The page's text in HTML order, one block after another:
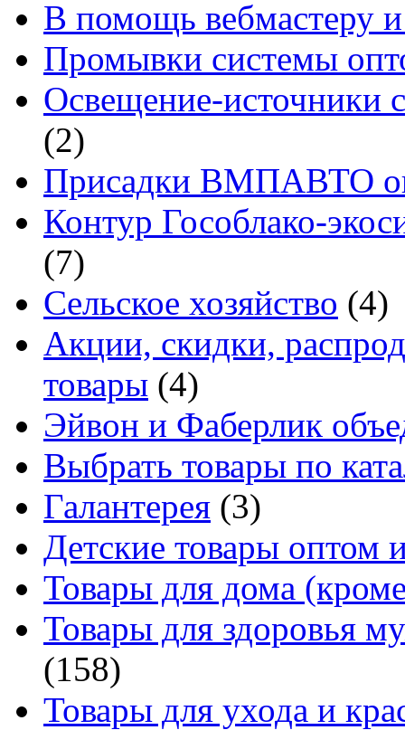
В помощь вебмастеру и
Промывки системы
Освещение-источники
(2)
Присадки ВМПАВТО
Контур Гособлако-
(7)
Сельское хозяйство (4)
Акции, скидки,
товары (4)
Эйвон и Фаберлик
Выбрать товары по
Галантерея (3)
Детские товары оптом
Товары для дома
Товары для здоровья
(158)
Товары для ухода и